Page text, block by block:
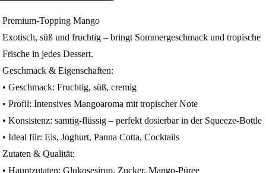
Premium-Topping Mango
Exotisch, süß und fruchtig – bringt Sommergeschmack und tropische
Frische in jedes Dessert.
Geschmack & Eigenschaften:
• Geschmack: Fruchtig, süß, cremig
• Profil: Intensives Mangoaroma mit tropischer Note
• Konsistenz: samtig-flüssig – perfekt dosierbar in der Squeeze-Bottle
• Ideal für: Eis, Joghurt, Panna Cotta, Cocktails
Zutaten & Qualität:
• Hauptzutaten: Glukosesirup, Zucker, Mango-Püree